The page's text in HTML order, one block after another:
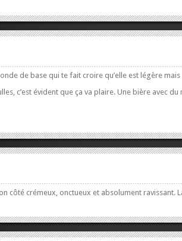
de base qui te fait croire qu’elle est légère
c’est évident que ça va plaire. Une bière avec
côté crémeux, onctueux et absolument ravissant.